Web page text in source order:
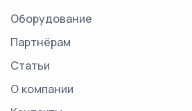
Оборудование
Партнёрам
Статьи
О компании